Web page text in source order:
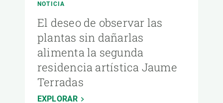
NOTICIA
El deseo de observar las
plantas sin dañarlas
alimenta la segunda
residencia artística Jaume
Terradas
EXPLORAR